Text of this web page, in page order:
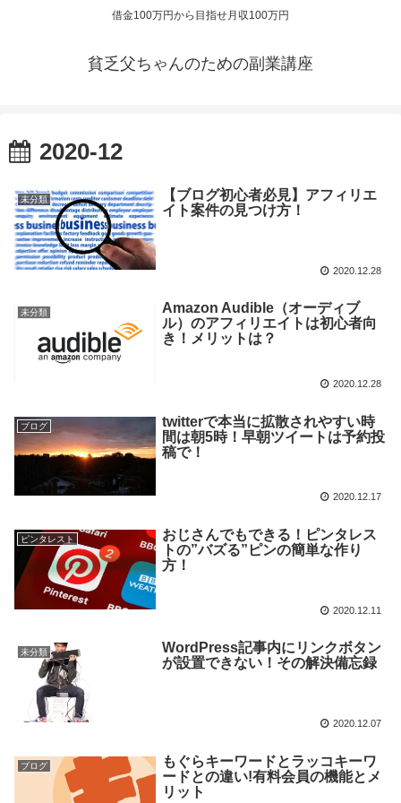
借金100万円から目指せ月収100万円
貧乏父ちゃんのための副業講座
2020-12
未分類
【ブログ初心者必見】アフィリエ
イト案件の見つけ方！
2020.12.28
未分類
Amazon Audible（オーディブ
ル）のアフィリエイトは初心者向
き！メリットは？
2020.12.28
ブログ
twitterで本当に拡散されやすい時
間は朝5時！早朝ツイートは予約投
稿で！
2020.12.17
ピンタレスト
おじさんでもできる！ピンタレス
トの”バズる”ピンの簡単な作り
方！
2020.12.11
未分類
WordPress記事内にリンクボタン
が設置できない！その解決備忘録
2020.12.07
ブログ
もぐらキーワードとラッコキーワ
ードとの違い!有料会員の機能とメ
リット